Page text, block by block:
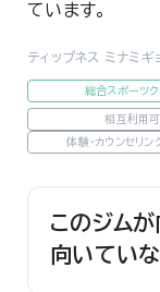
ています。
ティップネス ミナミギ
総合スポーツ
相互利用可
体験・カウンセリン
このジム
向いてい